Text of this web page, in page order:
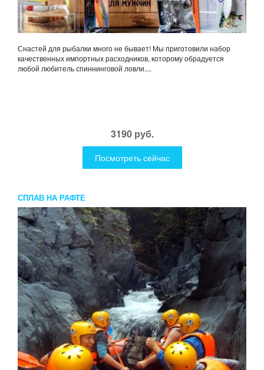
Снастей для рыбалки много не бывает! Мы приготовили набор
качественных импортных расходников, которому обрадуется
любой любитель спиннинговой ловли....
3190 руб.
Посмотреть сейчас
СПЛАВ НА РАФТЕ